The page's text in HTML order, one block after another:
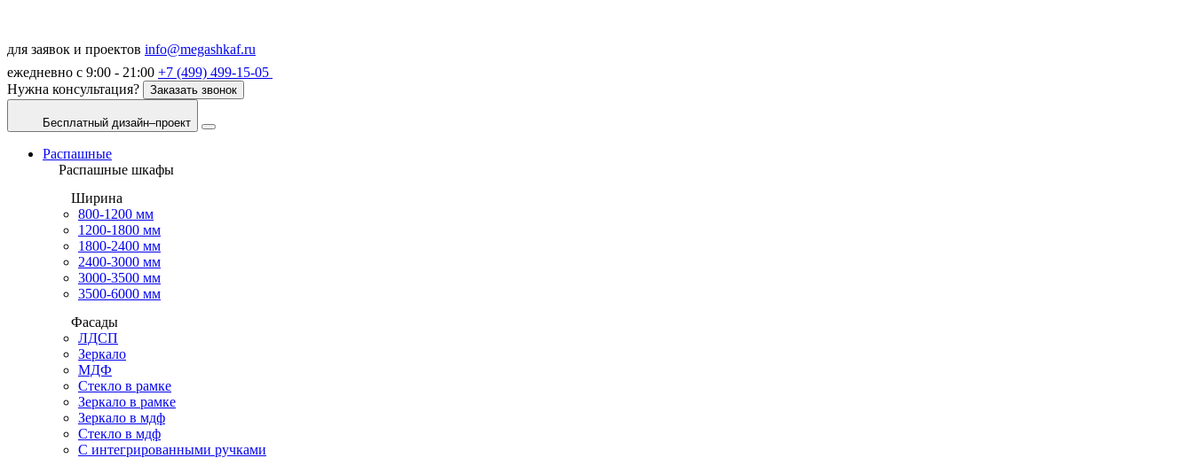
для заявок и проектов info@megashkaf.ru
ежедневно с 9:00 - 21:00 +7 (499) 499-15-05
Нужна консультация?
Заказать звонок
Бесплатный дизайн–проект
Распашные
Распашные шкафы
Ширина
800-1200 мм
1200-1800 мм
1800-2400 мм
2400-3000 мм
3000-3500 мм
3500-6000 мм
Фасады
ЛДСП
Зеркало
МДФ
Стекло в рамке
Зеркало в рамке
Зеркало в мдф
Стекло в мдф
С интегрированными ручками